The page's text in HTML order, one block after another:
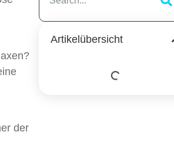
der
Artikelübersicht